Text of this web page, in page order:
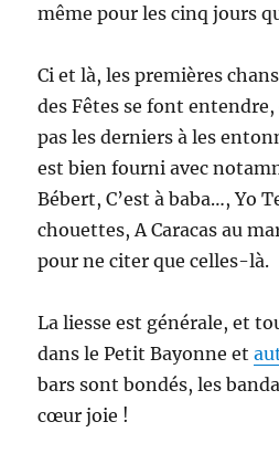
même pour les cinq jours
Ci et là, les premières
des Fêtes se font
pas les derniers à les
est bien fourni avec
Bébert, C’est à baba…, Yo
chouettes, A Caracas au
pour ne citer que celles-là.
La liesse est générale, et
dans le Petit Bayonne et
bars sont bondés, les
cœur joie !